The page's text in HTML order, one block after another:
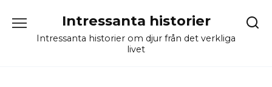
content
Intressanta historier
Intressanta historier om djur från det verkliga
livet